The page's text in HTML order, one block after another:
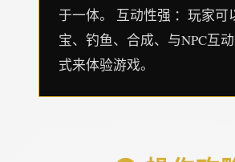
于一体。 互动性强 ：玩家可
宝、钓鱼、合成、与NPC互
式来体验游戏。